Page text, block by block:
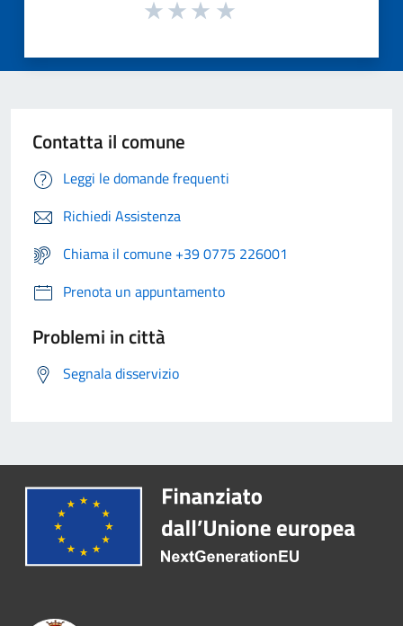
Contatta il comune
Leggi le domande frequenti
Richiedi Assistenza
Chiama il comune +39 0775 226001
Prenota un appuntamento
Problemi in città
Segnala disservizio